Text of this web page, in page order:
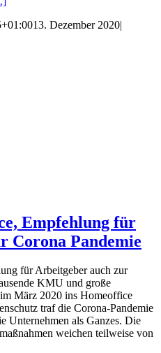
13. Dezember 2020|
Empfehlung für
Corona Pandemie
für Arbeitgeber auch zur
KMU und große
März 2020 ins Homeoffice
traf die Corona-Pandemie
Unternehmen als Ganzes. Die
weichen teilweise von